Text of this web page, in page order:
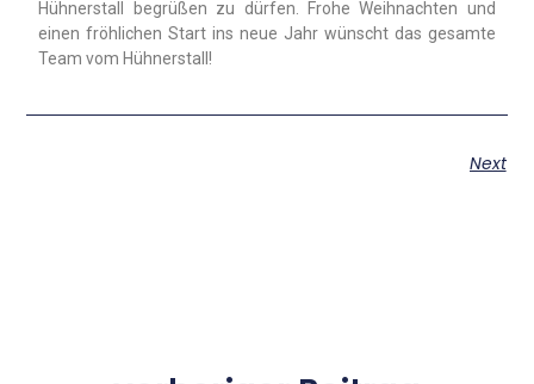
Hühnerstall begrüßen zu dürfen. Frohe Weihnachten und
einen fröhlichen Start ins neue Jahr wünscht das gesamte
Team vom Hühnerstall!
Next